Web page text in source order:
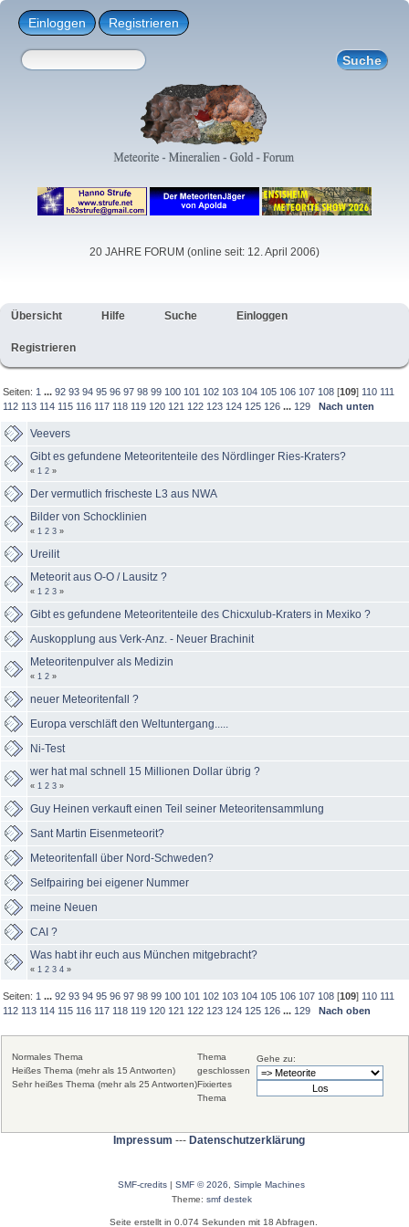
Einloggen Registrieren
20 JAHRE FORUM (online seit: 12. April 2006)
Übersicht Hilfe Suche Einloggen
Registrieren
Seiten: 1 ...92 93 94 95 96 97 98 99 100 101 102 103 104 105 106 107 108 [109] 110 111
112 113 114 115 116 117 118 119 120 121 122 123 124 125 126 ... 129 Nach unten
Veevers
Gibt es gefundene Meteoritenteile des Nördlinger Ries-Kraters?
« 1 2 »
Der vermutlich frischeste L3 aus NWA
Bilder von Schocklinien
« 1 2 3 »
Ureilit
Meteorit aus O-O / Lausitz ?
« 1 2 3 »
Gibt es gefundene Meteoritenteile des Chicxulub-Kraters in Mexiko ?
Auskopplung aus Verk-Anz. - Neuer Brachinit
Meteoritenpulver als Medizin
« 1 2 »
neuer Meteoritenfall ?
Europa verschläft den Weltuntergang.....
Ni-Test
wer hat mal schnell 15 Millionen Dollar übrig ?
« 1 2 3 »
Guy Heinen verkauft einen Teil seiner Meteoritensammlung
Sant Martin Eisenmeteorit?
Meteoritenfall über Nord-Schweden?
Selfpairing bei eigener Nummer
meine Neuen
CAI ?
Was habt ihr euch aus München mitgebracht?
« 1 2 3 4 »
Seiten: 1 ...92 93 94 95 96 97 98 99 100 101 102 103 104 105 106 107 108 [109] 110 111
112 113 114 115 116 117 118 119 120 121 122 123 124 125 126 ... 129 Nach oben
Gehe zu:
Normales Thema
Heißes Thema (mehr als 15 Antworten)
Sehr heißes Thema (mehr als 25 Antworten)
Thema
geschlossen
Fixiertes
Thema
Impressum --- Datenschutzerklärung
SMF-credits | SMF © 2026
Simple Machines
Theme: smf destek
Seite erstellt in 0.074 Sekunden mit 18 Abfragen.